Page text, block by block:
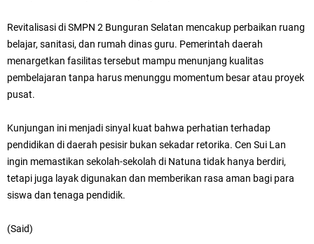
Revitalisasi di SMPN 2 Bunguran Selatan mencakup perbaikan ruang
belajar, sanitasi, dan rumah dinas guru. Pemerintah daerah
menargetkan fasilitas tersebut mampu menunjang kualitas
pembelajaran tanpa harus menunggu momentum besar atau proyek
pusat.
Kunjungan ini menjadi sinyal kuat bahwa perhatian terhadap
pendidikan di daerah pesisir bukan sekadar retorika. Cen Sui Lan
ingin memastikan sekolah-sekolah di Natuna tidak hanya berdiri,
tetapi juga layak digunakan dan memberikan rasa aman bagi para
siswa dan tenaga pendidik.
(Said)